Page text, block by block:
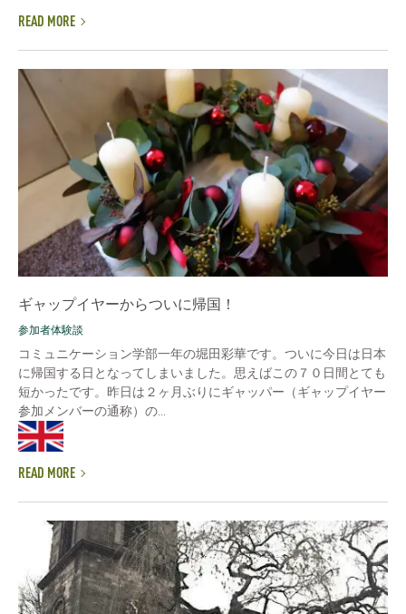
READ MORE
ギャップイヤーからついに帰国！
参加者体験談
コミュニケーション学部一年の堀田彩華です。ついに今日は日本
に帰国する日となってしまいました。思えばこの７０日間とても
短かったです。昨日は２ヶ月ぶりにギャッパー（ギャップイヤー
参加メンバーの通称）の...
READ MORE